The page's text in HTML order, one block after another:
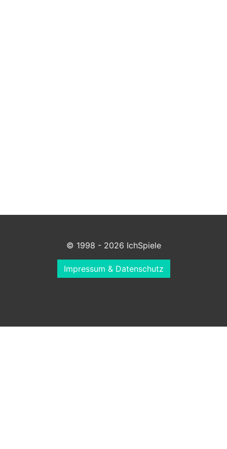
© 1998 - 2026 IchSpiele
Impressum & Datenschutz